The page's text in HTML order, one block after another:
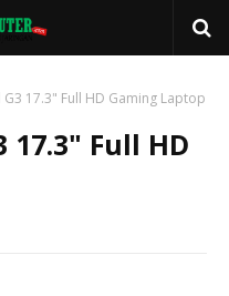
G3 17.3" Full HD Gaming Laptop
17.3" Full HD